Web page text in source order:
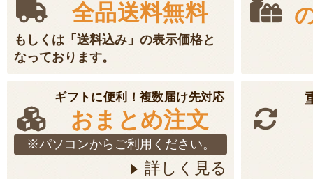
全品送料無料
もしくは「送料込み」の表示価格と
なっております。
ギフトに便利！複数届け先対応
おまとめ注文
※パソコンからご利用ください。
詳しく見る